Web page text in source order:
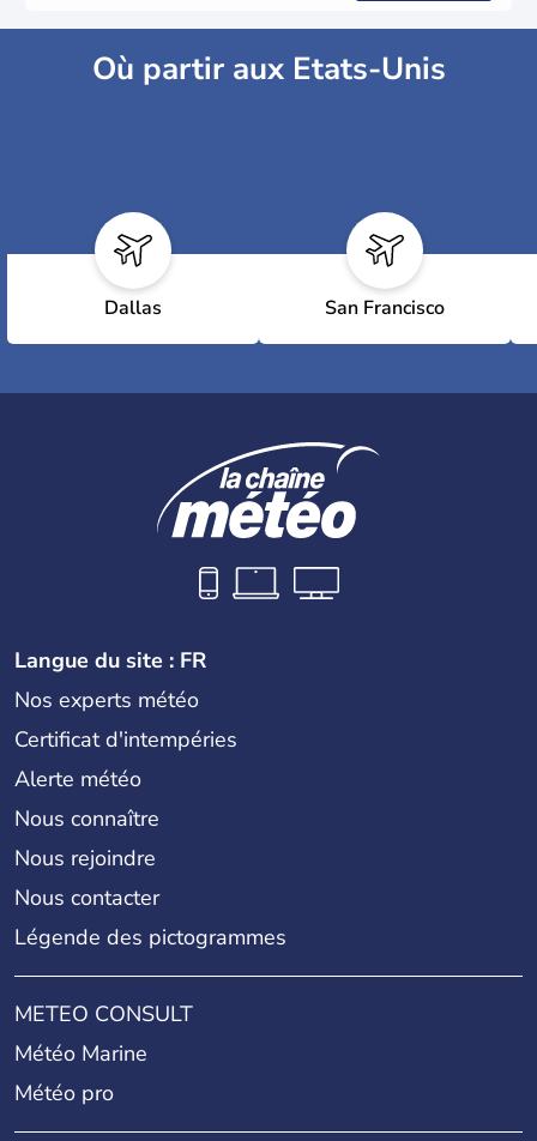
Où partir aux Etats-Unis
Dallas San Francisco
Langue du site : FR
Nos experts météo
Certificat d'intempéries
Alerte météo
Nous connaître
Nous rejoindre
Nous contacter
Légende des pictogrammes
METEO CONSULT
Météo Marine
Météo pro